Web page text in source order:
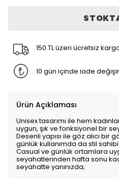
150 TL üzeri ücretsiz
10 gün içinde iade
Ürün Açıklaması
Unisex tasarımı ile hem
uygun, şık ve fonksiyonel bir
Desenli yapısı ile göz alıcı bir
günlük kullanımda da stil
Casual ve günlük ortamlara
seyahatlerinden hafta sonu
seyahatte yanınızda;